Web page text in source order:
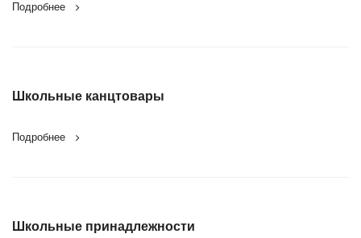
Подробнее
Школьные канцтовары
Подробнее
Школьные принадлежности